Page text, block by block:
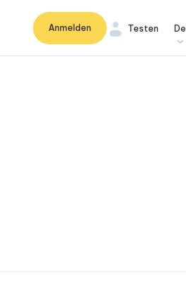
De
Testen
Anmelden